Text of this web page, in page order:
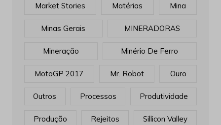
Market Stories Matérias Mina
Minas Gerais MINERADORAS
Mineração Minério De Ferro
MotoGP 2017 Mr. Robot Ouro
Outros Processos Produtividade
Produção Rejeitos Sillicon Valley